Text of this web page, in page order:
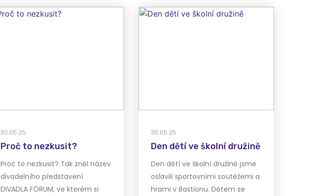
30.05.25
Proč to nezkusit?
Proč to nezkusit? Tak zněl název
divadelního představení
DIVADLA FÓRUM, ve kterém si
30.05.25
Den dětí ve školní družině
Den dětí ve školní družině jsme
oslavili sportovními soutěžemi a
hrami v Bastionu. Dětem se